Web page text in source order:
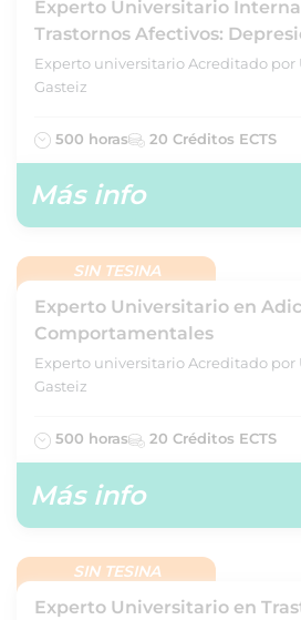
Experto Universitario
Trastornos Afectivos:
Experto universitario Acreditado
Gasteiz
500 horas 20 Créditos ECTS
Más info
SIN TESINA
Experto Universitario en
Comportamentales
Experto universitario Acreditado
Gasteiz
500 horas 20 Créditos ECTS
Más info
SIN TESINA
Experto Universitario en